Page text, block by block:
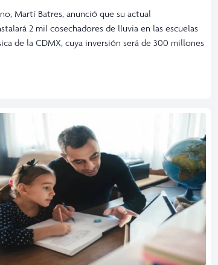
Martí Batres, anunció que su actual
2 mil cosechadores de lluvia en las escuelas
de la CDMX, cuya inversión será de 300 millones